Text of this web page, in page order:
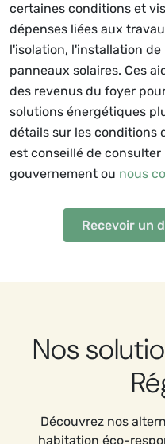
certaines conditions et
dépenses liées aux
l'isolation, l'installation de
panneaux solaires. Ces
des revenus du foyer
solutions énergétiques
détails sur les conditions
est conseillé de
gouvernement ou nous
Recevoir un
Nos
Découvrez nos
habitation éco-